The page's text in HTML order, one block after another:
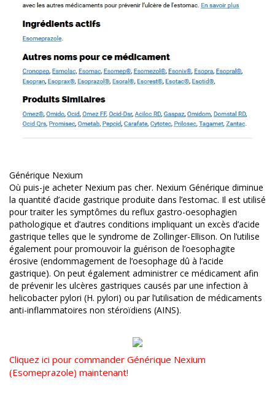
Générique Nexium
Où puis-je acheter Nexium pas cher. Nexium Générique diminue
la quantité d’acide gastrique produite dans l’estomac. Il est utilisé
pour traiter les symptômes du reflux gastro-oesophagien
pathologique et d’autres conditions impliquant un excès d’acide
gastrique telles que le syndrome de Zollinger-Ellison. On l’utilise
également pour promouvoir la guérison de l’oesophagite
érosive (endommagement de l’oesophage dû à l’acide
gastrique). On peut également administrer ce médicament afin
de prévenir les ulcères gastriques causés par une infection à
helicobacter pylori (H. pylori) ou par l’utilisation de médicaments
anti-inflammatoires non stéroïdiens (AINS).
Cliquez ici pour commander Générique Nexium
(Esomeprazole) maintenant!